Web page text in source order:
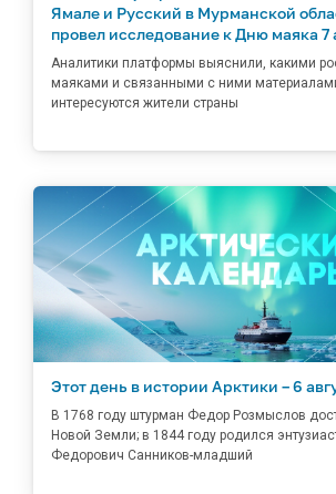
Ямале и Русский в Мурманской
провел исследование к Дню маяка 7
Аналитики платформы выяснили, какими
маяками и связанными с ними
интересуются жители страны
Этот день в истории Арктики – 6
В 1768 году штурман Федор Розмыслов
Новой Земли; в 1844 году родился
Федорович Санников-младший